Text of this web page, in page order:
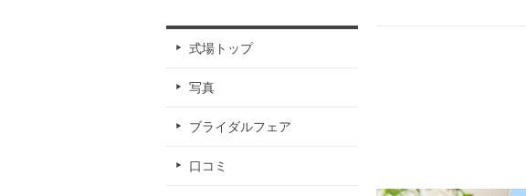
式場トップ
写真
ブライダルフェア
口コミ